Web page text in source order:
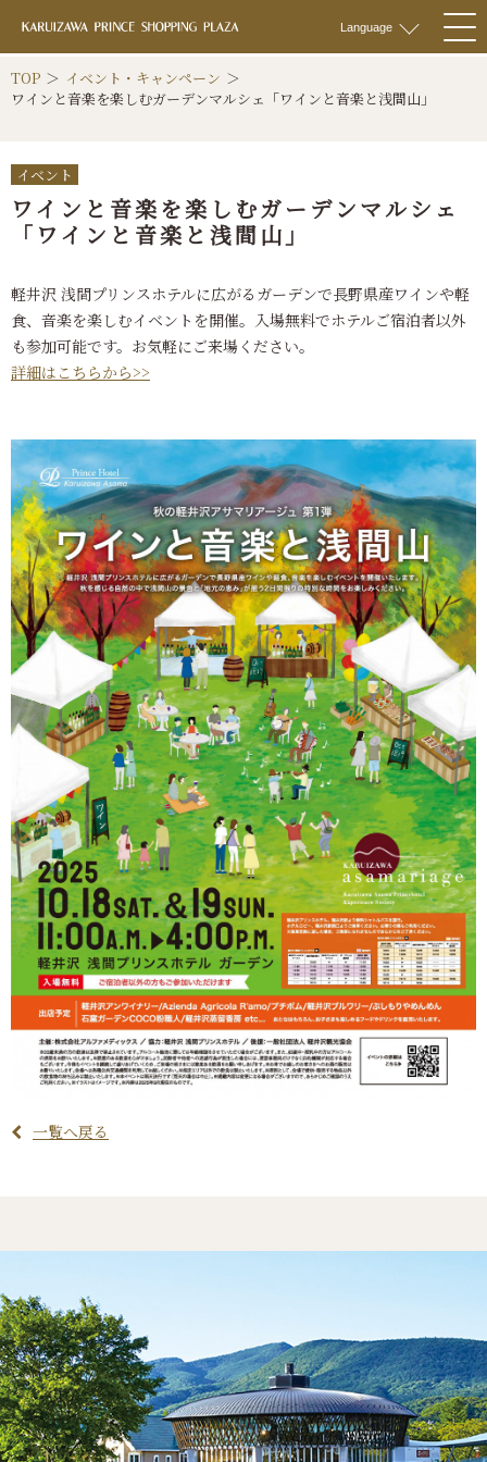
軽井沢 プリンス
Language
TOP
イベント・キャンペーン
ワインと音楽を楽しむガーデンマルシェ「ワインと音楽と浅間山」
イベント
ワインと音楽を楽しむガーデンマルシェ
「ワインと音楽と浅間山」
軽井沢 浅間プリンスホテルに広がるガーデンで長野県産ワインや軽
食、音楽を楽しむイベントを開催。入場無料でホテルご宿泊者以外
も参加可能です。お気軽にご来場ください。
詳細はこちらから>>
一覧へ戻る